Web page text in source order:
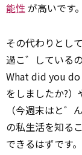
能性が高いです。
その代わりとし
過こ゛している
What did you do
をしましたか?
（今週末はと゛
の私生活を知る
できるはずです。